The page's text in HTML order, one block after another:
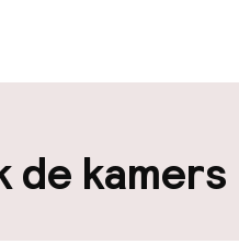
de kamers